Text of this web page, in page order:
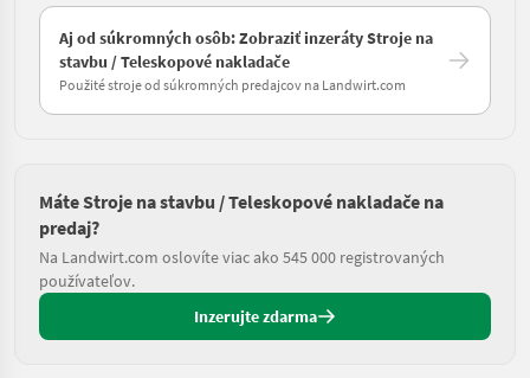
Aj od súkromných osôb: Zobraziť inzeráty Stroje na
stavbu / Teleskopové nakladače
Použité stroje od súkromných predajcov na Landwirt.com
Máte Stroje na stavbu / Teleskopové nakladače na
predaj?
Na Landwirt.com oslovíte viac ako 545 000 registrovaných
používateľov.
Inzerujte zdarma